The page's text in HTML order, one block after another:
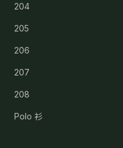
204
205
206
207
208
Polo 衫